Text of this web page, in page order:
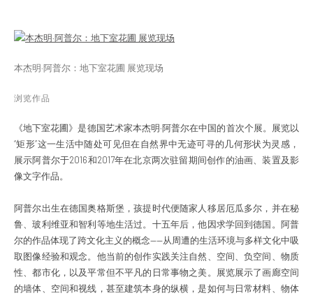
本杰明·阿普尔：地下室花圃 展览现场
浏览作品
《地下室花圃》是德国艺术家本杰明·阿普尔在中国的首次个展。展览以
“矩形”这一生活中随处可见但在自然界中无迹可寻的几何形状为灵感，
展示阿普尔于2016和2017年在北京两次驻留期间创作的油画、装置及影
像文字作品。
阿普尔出生在德国奥格斯堡，孩提时代便随家人移居厄瓜多尔，并在秘
鲁、玻利维亚和智利等地生活过。十五年后，他因求学回到德国。阿普
尔的作品体现了跨文化主义的概念——从周遭的生活环境与多样文化中吸
取图像经验和观念。他当前的创作实践关注自然、空间、负空间、物质
性、都市化，以及平常但不平凡的日常事物之美。展览展示了画廊空间
的墙体、空间和视线，甚至建筑本身的纵横，是如何与日常材料、物体